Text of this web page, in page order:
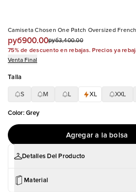
Camiseta Chosen One Patch Oversized
руб900.00руб3,400.00
75% de descuento en rebajas. Precios ya
Venta Final
Talla
S M XL XXL
Color:Grey
Agregar a la bolsa
Detalles Del Producto
Material